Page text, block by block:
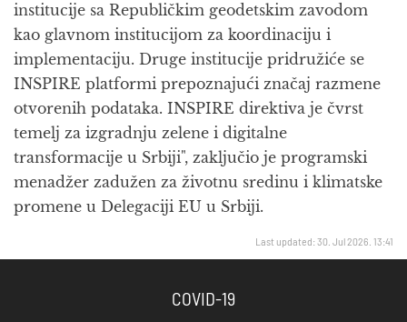
institucije sa Republičkim geodetskim zavodom
kao glavnom institucijom za koordinaciju i
implementaciju. Druge institucije pridružiće se
INSPIRE platformi prepoznajući značaj razmene
otvorenih podataka. INSPIRE direktiva je čvrst
temelj za izgradnju zelene i digitalne
transformacije u Srbiji", zaključio je programski
menadžer zadužen za životnu sredinu i klimatske
promene u Delegaciji EU u Srbiji.
Last updated: 30. Jul 2026. 13:41
COVID-19